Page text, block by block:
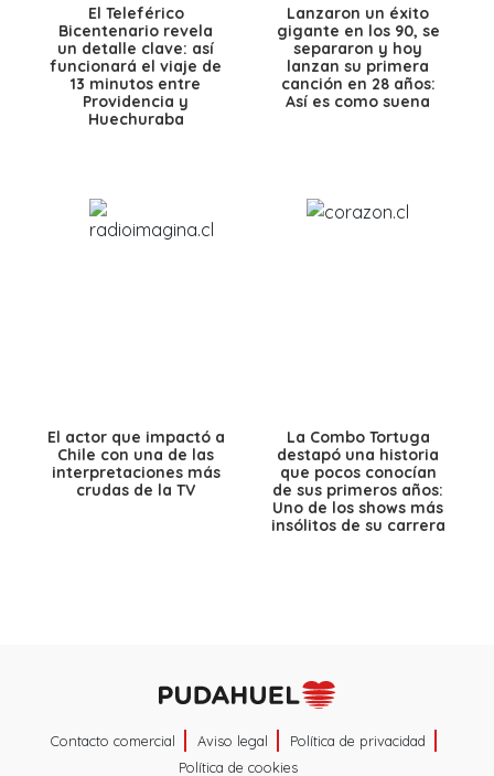
El Teleférico
Bicentenario revela
un detalle clave: así
funcionará el viaje de
13 minutos entre
Providencia y
Huechuraba
Lanzaron un éxito
gigante en los 90, se
separaron y hoy
lanzan su primera
canción en 28 años:
Así es como suena
El actor que impactó a
Chile con una de las
interpretaciones más
crudas de la TV
La Combo Tortuga
destapó una historia
que pocos conocían
de sus primeros años:
Uno de los shows más
insólitos de su carrera
Contacto comercial Aviso legal
Política de privacidad
Política de cookies